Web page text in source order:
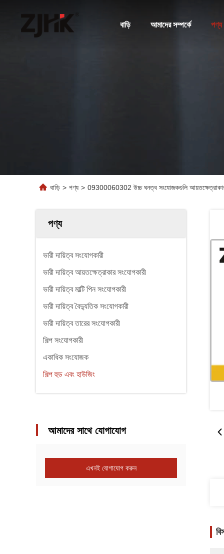
বাড়ি আমাদের সম্পর্কে পণ্য
বাড়ি > পণ্য > 09300060302 উচ্চ ঘনত্ব সংযোজকগুলি
পণ্য
ভারী দায়িত্ব সংযোগকারী
ভারী দায়িত্ব আয়তক্ষেত্রাকার সংযোগকারী
ভারী দায়িত্ব মাল্টি পিন সংযোগকারী
ভারী দায়িত্ব বৈদ্যুতিক সংযোগকারী
ভারী দায়িত্ব তারের সংযোগকারী
শিল্প সংযোগকারী
একাধিক সংযোজক
শিল্প হুড এবং হাউজিং
আমাদের সাথে যোগাযোগ
এখনই যোগাযোগ করুন